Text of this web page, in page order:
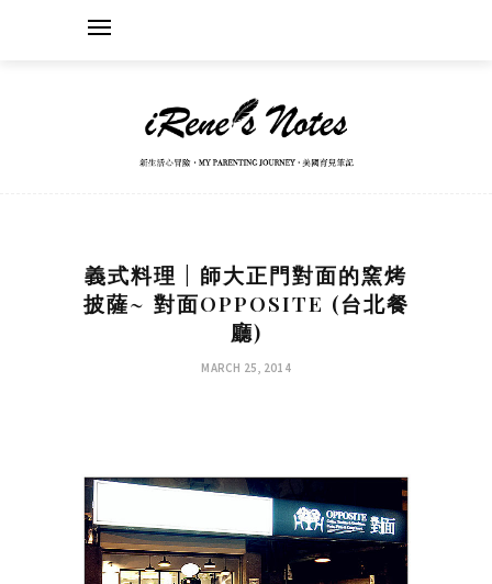
義式料理 | 師大正門對面的窯烤
披薩~ 對面OPPOSITE (台北餐
廳)
MARCH 25, 2014